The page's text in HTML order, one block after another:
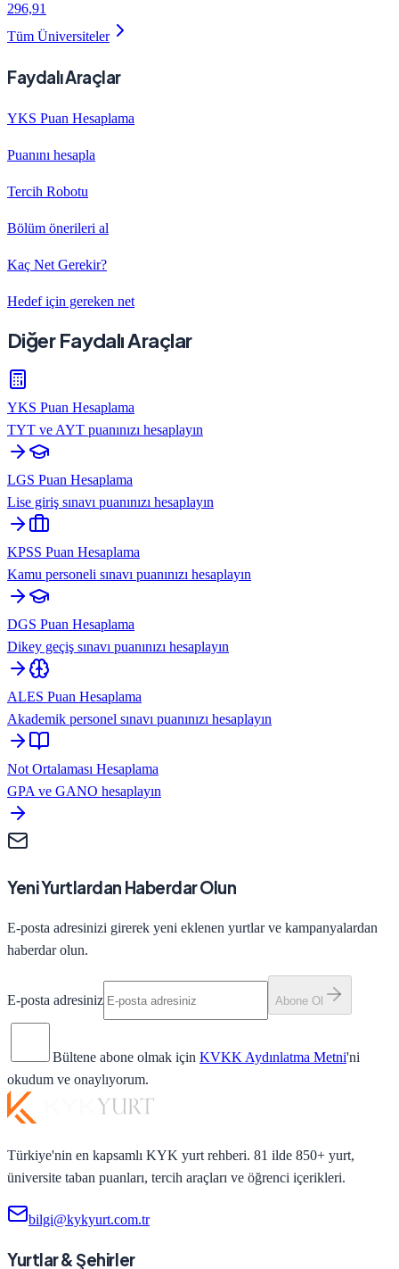
296,91
Tüm Üniversiteler
Faydalı Araçlar
YKS Puan Hesaplama
Puanını hesapla
Tercih Robotu
Bölüm önerileri al
Kaç Net Gerekir?
Hedef için gereken net
Diğer Faydalı Araçlar
YKS Puan Hesaplama
TYT ve AYT puanınızı hesaplayın
LGS Puan Hesaplama
Lise giriş sınavı puanınızı hesaplayın
KPSS Puan Hesaplama
Kamu personeli sınavı puanınızı hesaplayın
DGS Puan Hesaplama
Dikey geçiş sınavı puanınızı hesaplayın
ALES Puan Hesaplama
Akademik personel sınavı puanınızı hesaplayın
Not Ortalaması Hesaplama
GPA ve GANO hesaplayın
Yeni Yurtlardan Haberdar Olun
E-posta adresinizi girerek yeni eklenen yurtlar ve kampanyalardan
haberdar olun.
E-posta adresiniz Abone Ol
Bültene abone olmak için KVKK Aydınlatma Metni'ni
okudum ve onaylıyorum.
Türkiye'nin en kapsamlı KYK yurt rehberi. 81 ilde 850+ yurt,
üniversite taban puanları, tercih araçları ve öğrenci içerikleri.
bilgi@kykyurt.com.tr
Yurtlar & Şehirler